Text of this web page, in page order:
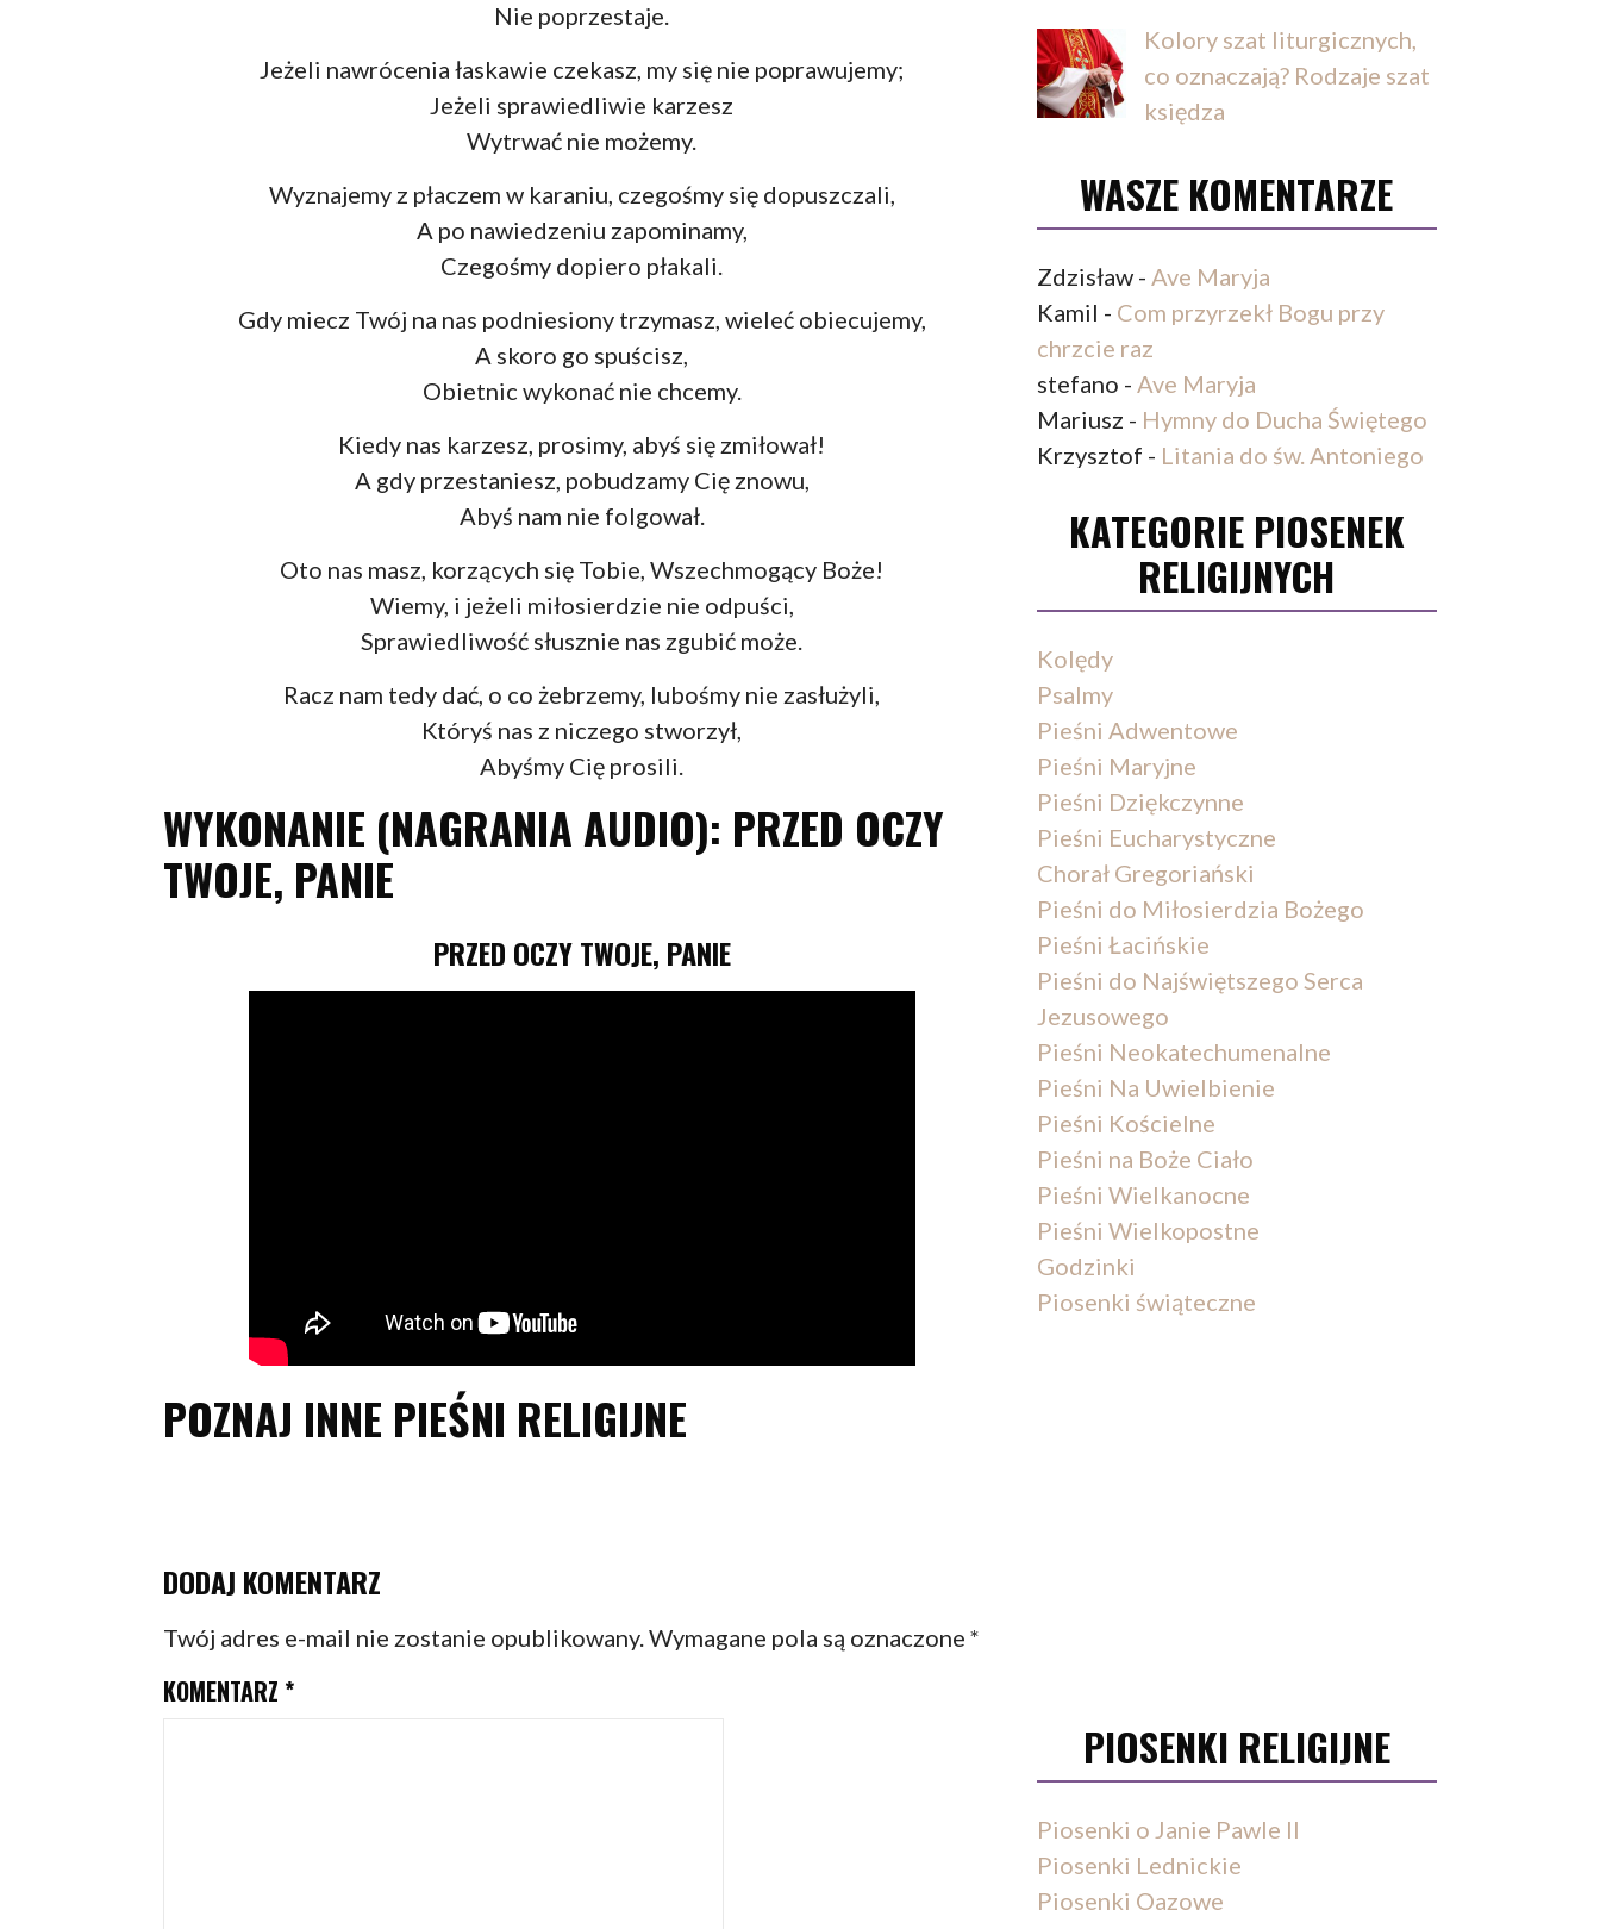
Nie poprzestaje.
Jeżeli nawrócenia łaskawie czekasz, my się nie poprawujemy;
Jeżeli sprawiedliwie karzesz
Wytrwać nie możemy.
Wyznajemy z płaczem w karaniu, czegośmy się dopuszczali,
A po nawiedzeniu zapominamy,
Czegośmy dopiero płakali.
Gdy miecz Twój na nas podniesiony trzymasz, wieleć obiecujemy,
A skoro go spuścisz,
Obietnic wykonać nie chcemy.
Kiedy nas karzesz, prosimy, abyś się zmiłował!
A gdy przestaniesz, pobudzamy Cię znowu,
Abyś nam nie folgował.
Oto nas masz, korzących się Tobie, Wszechmogący Boże!
Wiemy, i jeżeli miłosierdzie nie odpuści,
Sprawiedliwość słusznie nas zgubić może.
Racz nam tedy dać, o co żebrzemy, lubośmy nie zasłużyli,
Któryś nas z niczego stworzył,
Abyśmy Cię prosili.
WYKONANIE (NAGRANIA AUDIO): PRZED OCZY
TWOJE, PANIE
PRZED OCZY TWOJE, PANIE
POZNAJ INNE PIEŚNI RELIGIJNE
DODAJ KOMENTARZ
Twój adres e-mail nie zostanie opublikowany.Wymagane pola są oznaczone*
KOMENTARZ *
Kolory szat liturgicznych,
co oznaczają? Rodzaje szat
księdza
WASZE KOMENTARZE
Zdzisław- Ave Maryja
Kamil - Com przyrzekł Bogu przy
chrzcie raz
stefano - Ave Maryja
Mariusz - Hymny do Ducha Świętego
Krzysztof - Litania do św. Antoniego
KATEGORIE PIOSENEK
RELIGIJNYCH
Kolędy
Psalmy
Pieśni Adwentowe
Pieśni Maryjne
Pieśni Dziękczynne
Pieśni Eucharystyczne
Chorał Gregoriański
Pieśni do Miłosierdzia Bożego
Pieśni Łacińskie
Pieśni do Najświętszego Serca
Jezusowego
Pieśni Neokatechumenalne
Pieśni Na Uwielbienie
Pieśni Kościelne
Pieśni na Boże Ciało
Pieśni Wielkanocne
Pieśni Wielkopostne
Godzinki
Piosenki świąteczne
PIOSENKI RELIGIJNE
Piosenki o Janie Pawle II
Piosenki Lednickie
Piosenki Oazowe